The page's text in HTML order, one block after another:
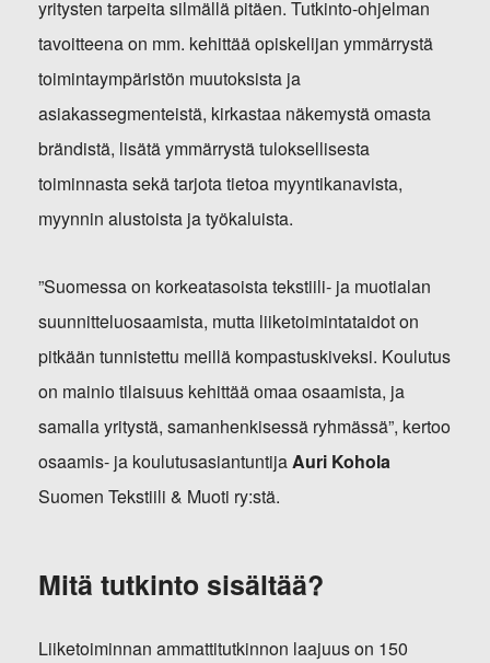
yritysten tarpeita silmällä pitäen. Tutkinto-ohjelman
tavoitteena on mm. kehittää opiskelijan ymmärrystä
toimintaympäristön muutoksista ja
asiakassegmenteistä, kirkastaa näkemystä omasta
brändistä, lisätä ymmärrystä tuloksellisesta
toiminnasta sekä tarjota tietoa myyntikanavista,
myynnin alustoista ja työkaluista.
”Suomessa on korkeatasoista tekstiili- ja muotialan
suunnitteluosaamista, mutta liiketoimintataidot on
pitkään tunnistettu meillä kompastuskiveksi. Koulutus
on mainio tilaisuus kehittää omaa osaamista, ja
samalla yritystä, samanhenkisessä ryhmässä”, kertoo
osaamis- ja koulutusasiantuntijaAuri Kohola
Suomen Tekstiili & Muoti ry:stä.
Mitä tutkinto sisältää?
Liiketoiminnan ammattitutkinnon laajuus on 150